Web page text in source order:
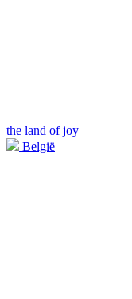
the land of joy
België